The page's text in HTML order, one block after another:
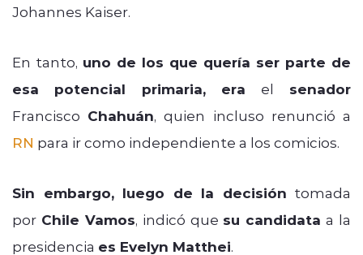
Johannes Kaiser.
En tanto, uno de los que quería ser parte de
esa potencial primaria, era el senador
Francisco Chahuán, quien incluso renunció a
RN para ir como independiente a los comicios.
Sin embargo, luego de la decisión tomada
por Chile Vamos, indicó que su candidata a la
presidencia es Evelyn Matthei.